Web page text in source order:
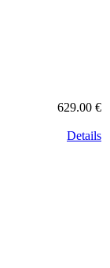
629.00 €
Details